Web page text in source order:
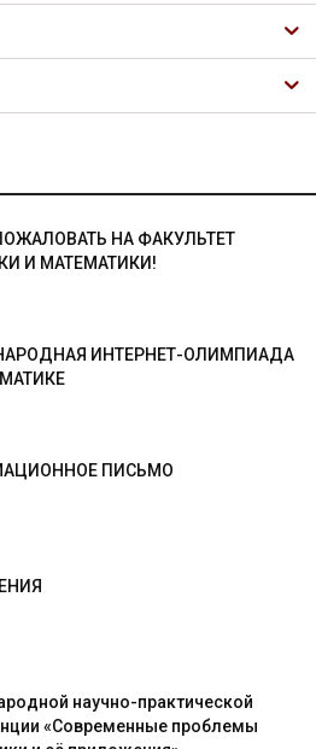
НА ФАКУЛЬТЕТ
И МАТЕМАТИКИ!
ИНТЕРНЕТ-ОЛИМПИАДА
ПИСЬМО
научно-практической
«Современные проблемы